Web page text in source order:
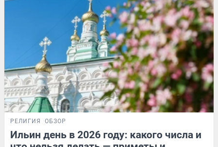
РЕЛИГИЯ ОБЗОР
Ильин день в 2026 году: какого числа и